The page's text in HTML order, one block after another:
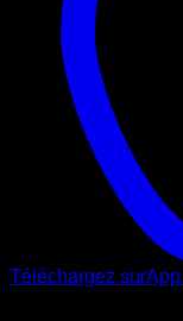
Téléchargez sur